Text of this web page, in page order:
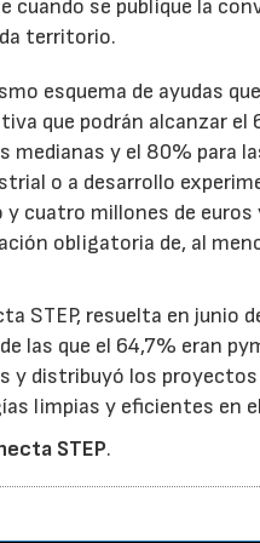
cuando se publique la
territorio.
esquema de ayudas
que podrán alcanzar el
medianas y el 80% para
o a desarrollo
cuatro millones de
obligatoria de, al
STEP, resuelta en
las que el 64,7% eran
y distribuyó los
limpias y eficientes en
STEP.